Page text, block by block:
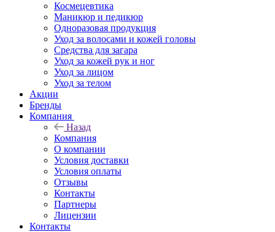
Космецевтика
Маникюр и педикюр
Одноразовая продукция
Уход за волосами и кожей головы
Средства для загара
Уход за кожей рук и ног
Уход за лицом
Уход за телом
Акции
Бренды
Компания
Назад
Компания
О компании
Условия доставки
Условия оплаты
Отзывы
Контакты
Партнеры
Лицензии
Контакты